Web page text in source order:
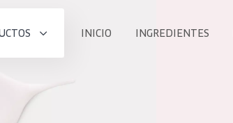
INICIO INGREDIENTES